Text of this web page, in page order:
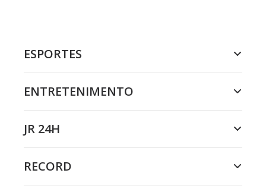
ESPORTES
ENTRETENIMENTO
JR 24H
RECORD